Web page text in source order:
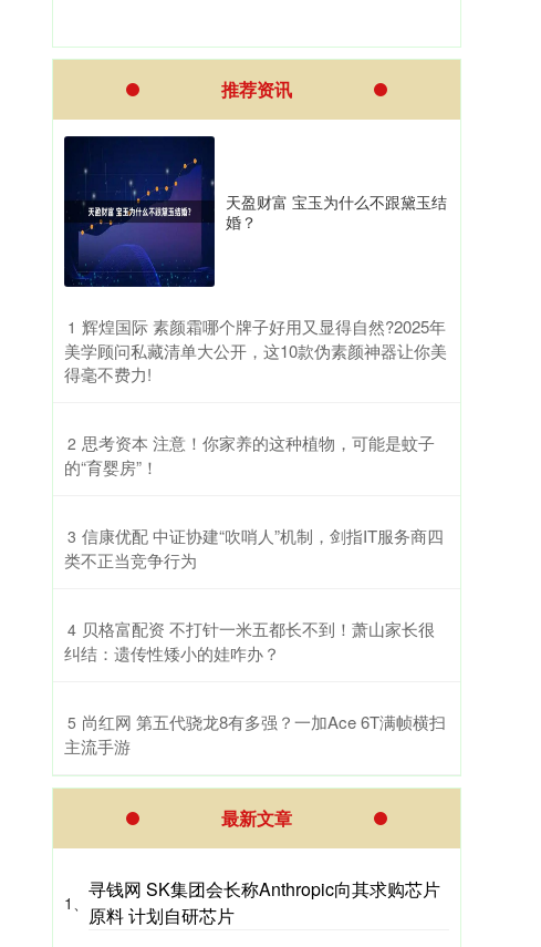
推荐资讯
天盈财富 宝玉为什么不跟黛玉结
婚？
1 ​辉煌国际 素颜霜哪个牌子好用又显得自然?2025年
美学顾问私藏清单大公开，这10款伪素颜神器让你美
得毫不费力!
2 ​思考资本 注意！你家养的这种植物，可能是蚊子
的“育婴房”！
3 ​信康优配 中证协建“吹哨人”机制，剑指IT服务商四
类不正当竞争行为
4 ​贝格富配资 不打针一米五都长不到！萧山家长很
纠结：遗传性矮小的娃咋办？
5 ​尚红网 第五代骁龙8有多强？一加Ace 6T满帧横扫
主流手游
最新文章
1、
寻钱网 SK集团会长称Anthropic向其求购芯片
原料 计划自研芯片